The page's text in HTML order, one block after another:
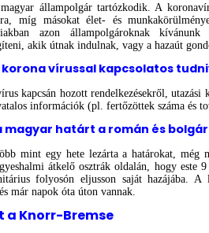
állampolgár tartózkodik. A
míg másokat élet- és
azon állampolgároknak kívánunk
akik útnak indulnak, vagy a hazaút
vírussal kapcsolatos
kapcsán hozott rendelkezésekről, utazási
információk (pl. fertőzöttek száma és
magyar határt a román és
mint egy hete lezárta a határokat, még
átkelő osztrák oldalán, hogy este
folyosón eljusson saját hazájába. A
már napok óta úton vannak.
a Knorr-Bremse